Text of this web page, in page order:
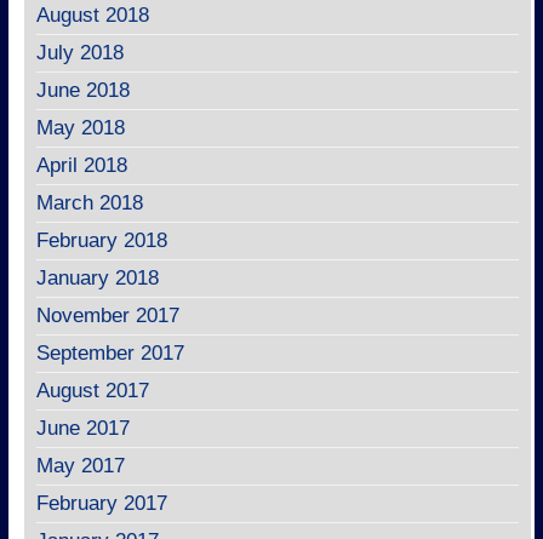
August 2018
July 2018
June 2018
May 2018
April 2018
March 2018
February 2018
January 2018
November 2017
September 2017
August 2017
June 2017
May 2017
February 2017